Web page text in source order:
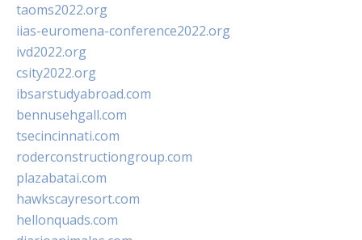
taoms2022.org
iias-euromena-conference2022.org
ivd2022.org
csity2022.org
ibsarstudyabroad.com
bennusehgall.com
tsecincinnati.com
roderconstructiongroup.com
plazabatai.com
hawkscayresort.com
hellonquads.com